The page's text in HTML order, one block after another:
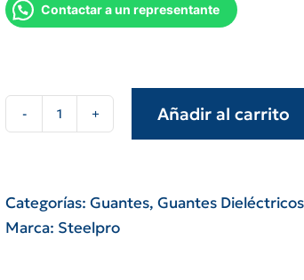
Contactar a un representante
Guante
00
boldt
Añadir al carrito
Categorías: Guantes, Guantes Dieléctricos
Marca: Steelpro